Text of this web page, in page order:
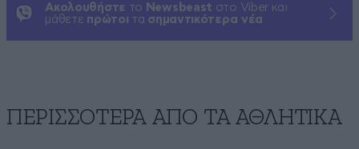
Ακολουθήστε το Newsbeast στο Viber και
μάθετε πρώτοι τα σημαντικότερα νέα
ΠΕΡΙΣΣΟΤΕΡΑ ΑΠΟ ΤA ΑΘΛΗΤΙΚΑ